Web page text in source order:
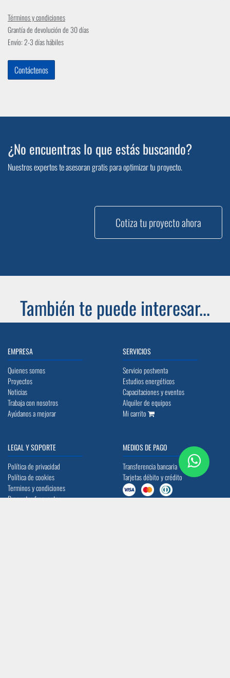
Términos y condiciones
Grantía de devolución de 30 días
Envío: 2-3 días hábiles
Contáctenos
¿No encuentras lo que estás buscando?
Nuestros expertos te asesoran gratis para optimizar tu proyecto.
Cotiza tu proyecto ahora
También te puede interesar...
EMPRESA
Quienes somos
Proyectos
Noticias
Trabaja con nosotros
Ayúdanos a mejorar
SERVICIOS
Servicio postventa
Estudios energéticos
Capacitaciones y eventos
Alquiler de equipos
Mi carrito
LEGAL Y SOPORTE
Política de privacidad
Política de cookies
Terminos y condiciones
Preguntas frecuentes
MEDIOS DE PAGO
Transferencia bancaria
Tarjetas débito y crédito